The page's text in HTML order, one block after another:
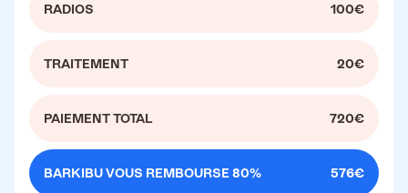
RADIOS 100€
TRAITEMENT 20€
PAIEMENT TOTAL 720€
BARKIBU VOUS REMBOURSE 80% 576€